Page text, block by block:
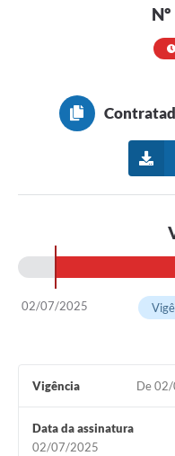
02/07/2025
Vigência De
Data da assinatura
02/07/2025